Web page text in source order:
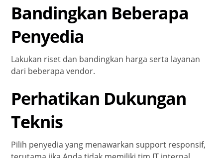
Bandingkan Beberapa
Penyedia
Lakukan riset dan bandingkan harga serta layanan
dari beberapa vendor.
Perhatikan Dukungan
Teknis
Pilih penyedia yang menawarkan support responsif,